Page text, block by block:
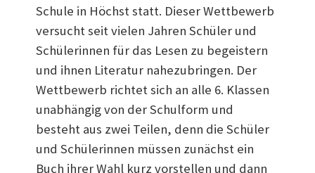
Schule in Höchst statt. Dieser Wettbewerb
versucht seit vielen Jahren Schüler und
Schülerinnen für das Lesen zu begeistern
und ihnen Literatur nahezubringen. Der
Wettbewerb richtet sich an alle 6. Klassen
unabhängig von der Schulform und
besteht aus zwei Teilen, denn die Schüler
und Schülerinnen müssen zunächst ein
Buch ihrer Wahl kurz vorstellen und dann